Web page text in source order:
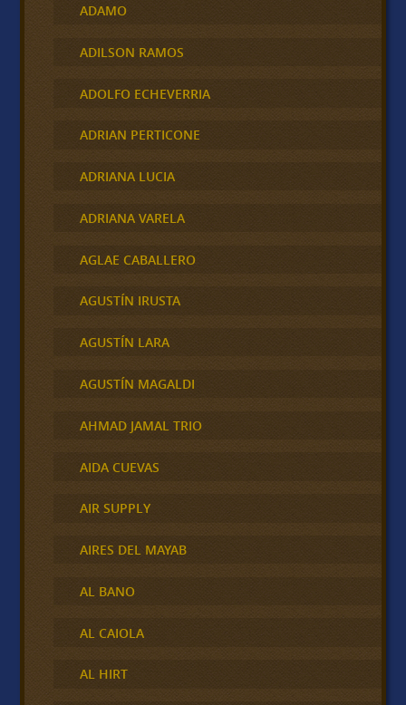
ADAMO
ADILSON RAMOS
ADOLFO ECHEVERRIA
ADRIAN PERTICONE
ADRIANA LUCIA
ADRIANA VARELA
AGLAE CABALLERO
AGUSTÍN IRUSTA
AGUSTÍN LARA
AGUSTÍN MAGALDI
AHMAD JAMAL TRIO
AIDA CUEVAS
AIR SUPPLY
AIRES DEL MAYAB
AL BANO
AL CAIOLA
AL HIRT